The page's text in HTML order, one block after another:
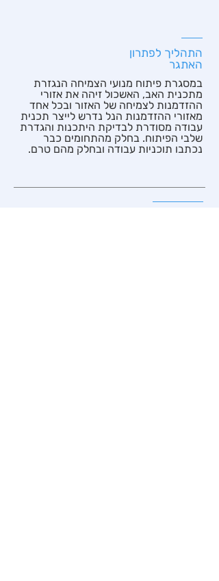
התהליך לפתרון
האתגר
במסגרת פיתוח מנועי הצמיחה הנגזרת
מתכנית האב, האשכול זיהה את אזורי
ההזדמנות לצמיחה של האזור ובכל אחד
מאזורי ההזדמנות הנל נדרש לייצר תכנית
עבודה מסודרת לבדיקת היתכנות והגדרת
שלבי הפיתוח. בחלק מהתחומים כבר
נכתבו תוכניות עבודה ובחלק מהם טרם.